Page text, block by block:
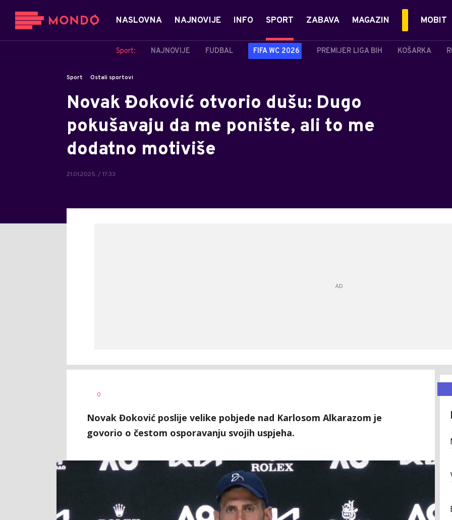
NASLOVNA NAJNOVIJE INFO SPORT
Sport: NAJNOVIJE FUDBAL FIFA WC 2026 PREMIJER LIGA BIH KOŠARKA
ZABAVA MAGAZIN MOBIT
Sport Ostali sportovi
Novak Đoković otvorio dušu: Dugo
pokušavaju da me ponište, ali to me
dodatno motiviše
21.01.2025. / 17:33
AUTOR
0
Novak Đoković poslije velike pobjede nad Karlosom Alkarazom je
govorio o čestom osporavanju svojih uspjeha.